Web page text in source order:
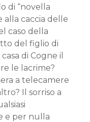
di “novella
alla caccia delle
caso della
del figlio di
di Cogne il
le lacrime?
a telecamere
Il sorriso a
e per nulla